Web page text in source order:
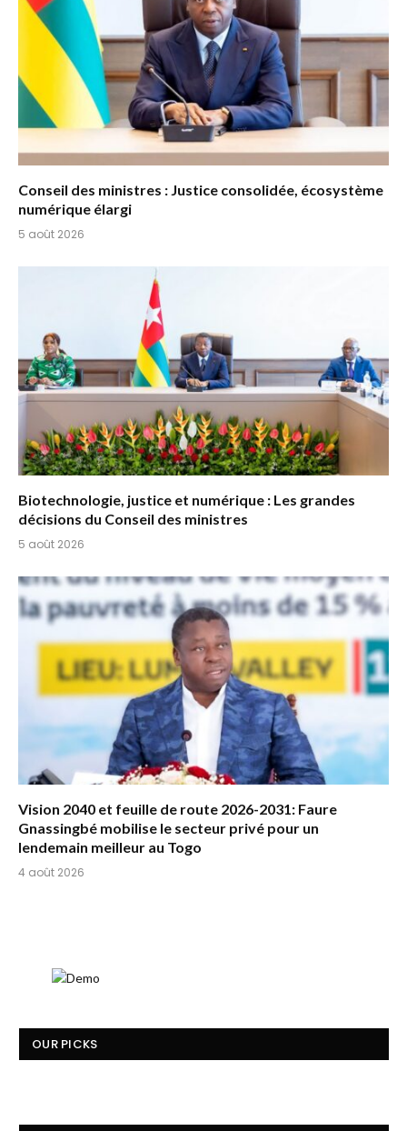
Conseil des ministres : Justice consolidée, écosystème
numérique élargi
5 août 2026
Biotechnologie, justice et numérique : Les grandes
décisions du Conseil des ministres
5 août 2026
Vision 2040 et feuille de route 2026-2031: Faure
Gnassingbé mobilise le secteur privé pour un
lendemain meilleur au Togo
4 août 2026
OUR PICKS